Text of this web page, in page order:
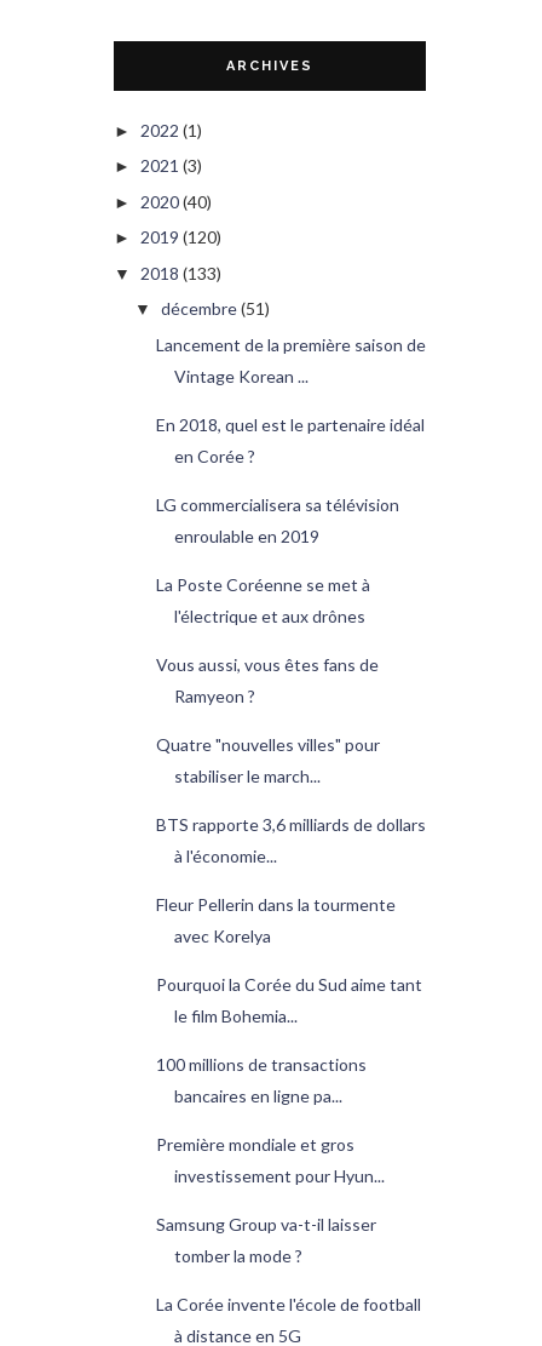
ARCHIVES
► 2022 (1)
► 2021 (3)
► 2020(40)
► 2019 (120)
▼ 2018 (133)
▼ décembre(51)
Lancement de la première saison de
Vintage Korean ...
En 2018, quel est le partenaire idéal
en Corée ?
LG commercialisera sa télévision
enroulable en 2019
La Poste Coréenne se met à
l'électrique et aux drônes
Vous aussi, vous êtes fans de
Ramyeon ?
Quatre "nouvelles villes" pour
stabiliser le march...
BTS rapporte 3,6 milliards de dollars
à l'économie...
Fleur Pellerin dans la tourmente
avec Korelya
Pourquoi la Corée du Sud aime tant
le film Bohemia...
100 millions de transactions
bancaires en ligne pa...
Première mondiale et gros
investissement pour Hyun...
Samsung Group va-t-il laisser
tomber la mode ?
La Corée invente l'école de football
à distance en 5G